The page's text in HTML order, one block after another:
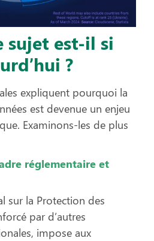
sujet est-il si
?
expliquent pourquoi la
est devenue un enjeu
Examinons-les de plus
réglementaire et
sur la Protection des
par d’autres
impose aux